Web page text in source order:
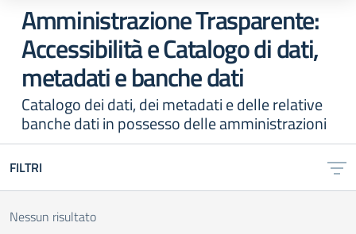
Amministrazione Trasparente:
Accessibilità e Catalogo di dati,
metadati e banche dati
Catalogo dei dati, dei metadati e delle relative
banche dati in possesso delle amministrazioni
FILTRI
Nessun risultato